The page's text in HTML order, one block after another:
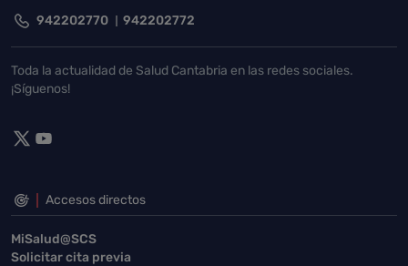
942202770 942202772
Toda la actualidad de Salud Cantabria en las redes sociales.
¡Síguenos!
Accesos directos
MiSalud@SCS
Solicitar cita previa